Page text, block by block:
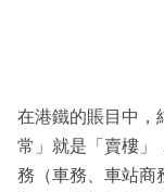
在港鐵的賬目中，
常」就是「賣樓」
務（車務、車站商